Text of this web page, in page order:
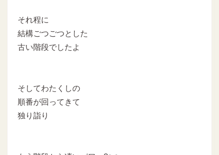
それ程に
結構ごつごつとした
古い階段でしたよ
そしてわたくしの
順番が回ってきて
独り詣り